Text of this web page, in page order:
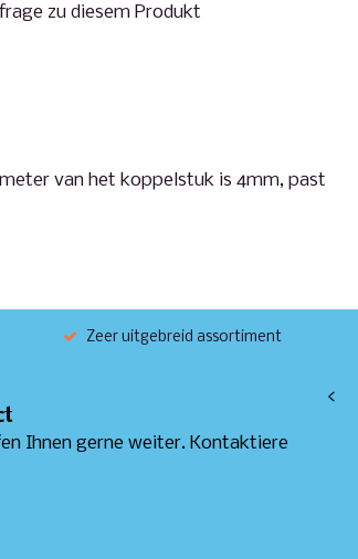
zu diesem Produkt
van het koppelstuk is 4mm, past
Zeer uitgebreid assortiment
Ihnen gerne weiter. Kontaktiere
<